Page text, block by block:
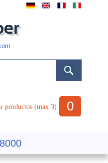
productos (max 3) 0